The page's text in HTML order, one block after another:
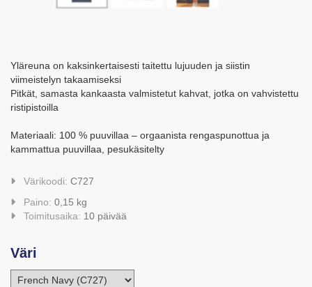
Yläreuna on kaksinkertaisesti taitettu lujuuden ja siistin
viimeistelyn takaamiseksi
Pitkät, samasta kankaasta valmistetut kahvat, jotka on vahvistettu
ristipistoilla
Materiaali: 100 % puuvillaa – orgaanista rengaspunottua ja
kammattua puuvillaa, pesukäsitelty
Värikoodi: C727
Paino: 0,15 kg
Toimitusaika: 10 päivää
Väri